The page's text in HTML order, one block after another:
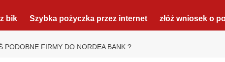
bik Szybka pożyczka przez internet złóż wniosek o
PODOBNE FIRMY DO NORDEA BANK ?